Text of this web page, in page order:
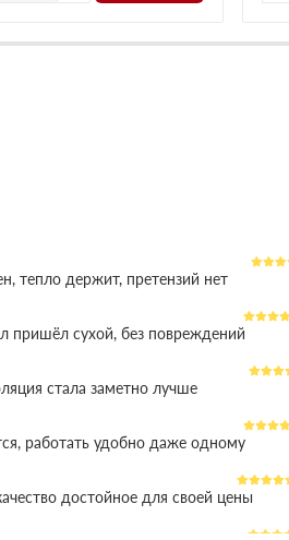
тепло держит, претензий нет
пришёл сухой, без повреждений
стала заметно лучше
работать удобно даже одному
достойное для своей цены